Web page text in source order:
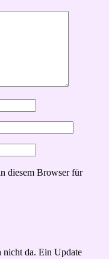
diesem Browser für
nicht da. Ein Update